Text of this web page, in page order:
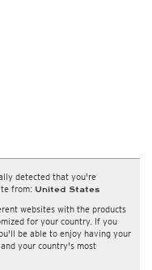
detected that you're
from: United States
websites with the products
for your country. If you
be able to enjoy having your
your country's most